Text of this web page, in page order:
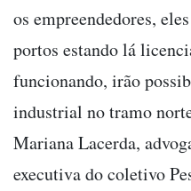
os empreendedores,
portos estando lá
funcionando, irão
industrial no tramo
Mariana Lacerda,
executiva do coletivo